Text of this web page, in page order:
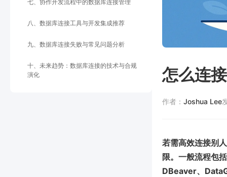
七、协作开发流程中的数据库连接管理
八、数据库连接工具与开发集成推荐
九、数据库连接失败与常见问题分析
十、未来趋势：数据库连接的技术与合规
演化
怎么连
作者： Joshua Lee
若需高效连接别
限。一般流程包
DBeaver、